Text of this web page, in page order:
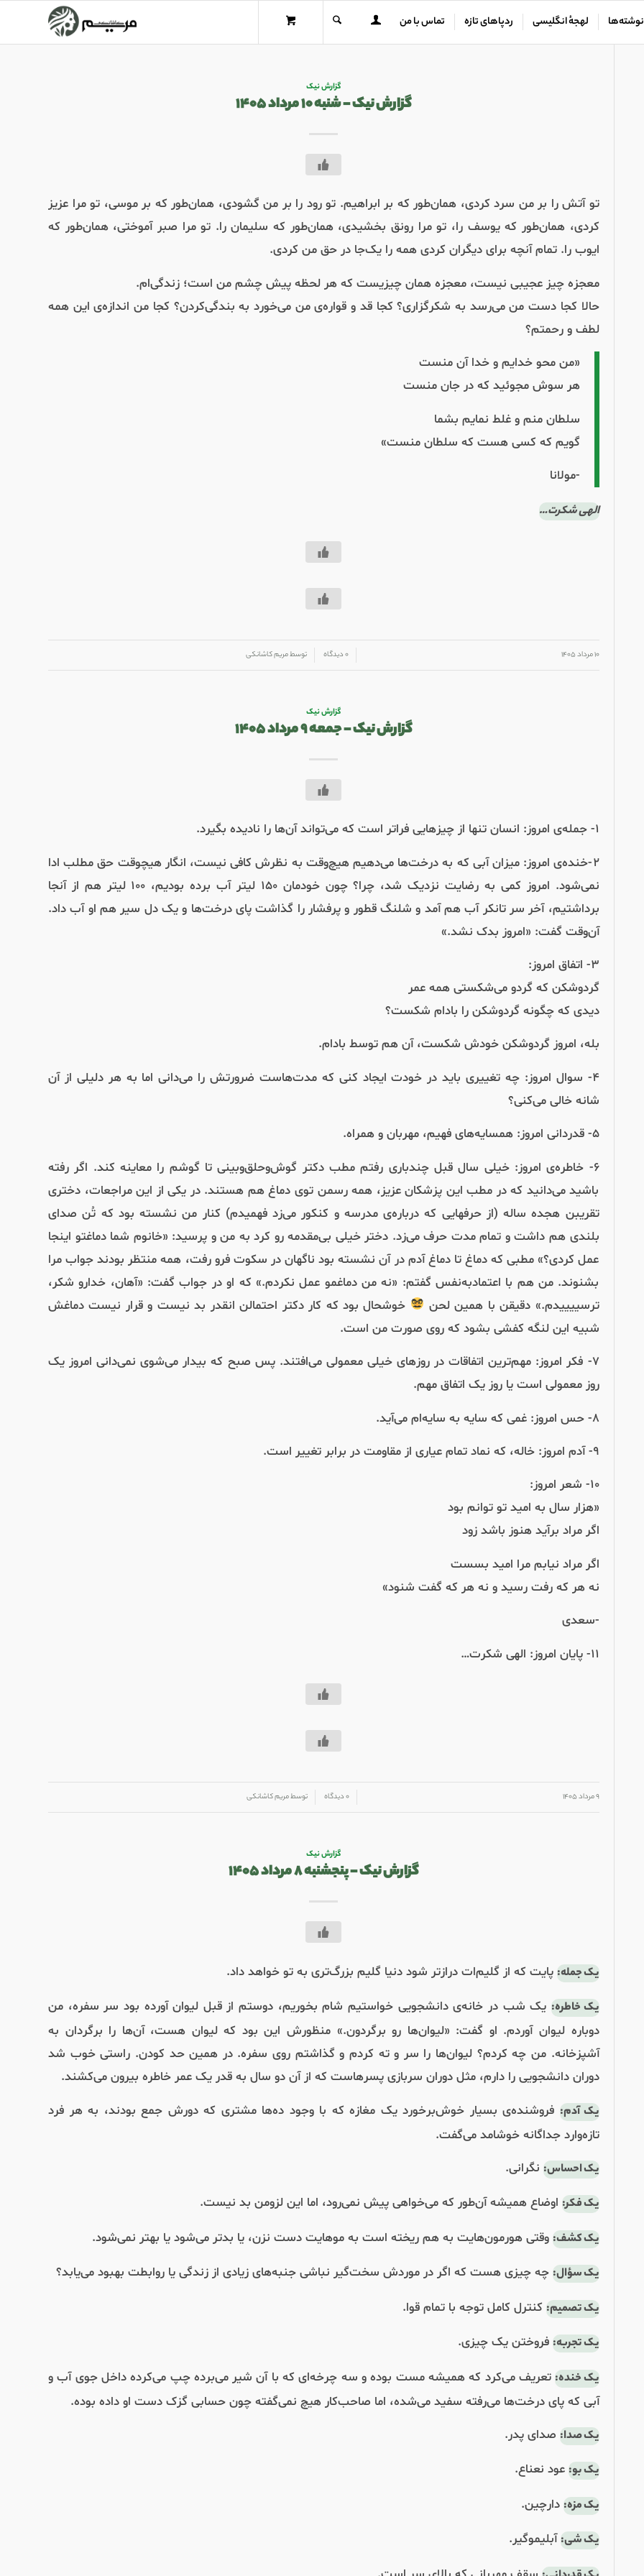
نوشته‌ها لهجهٔ انگلیسی ردپاهای تازه تماس با من
گزارش نیک
گزارش نیک – شنبه ۱۰ مرداد ۱۴۰۵
تو آتش را بر من سرد کردی، همان‌طور که بر ابراهیم. تو رود را بر من گشودی، همان‌طور که بر موسی، تو مرا عزیز
کردی، همان‌طور که یوسف را، تو مرا رونق بخشیدی، همان‌طور که سلیمان را. تو مرا صبر آموختی، همان‌طور که
ایوب را. تمام آنچه برای دیگران کردی همه را یک‌جا در حق من کردی.
معجزه چیز عجیبی نیست، معجزه همان چیزیست که هر لحظه پیش چشم من است؛ زندگی‌‌ام.
حالا کجا دست من می‌رسد به شکرگزاری؟ کجا قد و قواره‌ی من می‌‌خورد به بندگی‌کردن؟ کجا من اندازه‌ی این همه
لطف و رحمتم؟
«من محو خدایم و خدا آن منست
هر سوش مجوئید که در جان منست
سلطان منم و غلط نمایم بشما
گویم که کسی هست که سلطان منست»
-مولانا
الهی شکرت…
۱۰ مرداد ۱۴۰۵ ۰ دیدگاه توسطمریم کاشانکی
گزارش نیک
گزارش نیک – جمعه ۹ مرداد ۱۴۰۵
۱- جمله‌ی امروز: انسان تنها از چیزهایی فراتر است که می‌تواند آن‌ها را نادیده بگیرد.
۲-خنده‌ی امروز: میزان آبی که به درخت‌ها می‌دهیم هیچ‌وقت به نظرش کافی نیست، انگار هیچوقت حق مطلب ادا
نمی‌شود. امروز کمی به رضایت نزدیک شد، چرا؟ چون خودمان ۱۵۰ لیتر آب برده بودیم، ۱۰۰ لیتر هم از آنجا
برداشتیم، آخر سر تانکر آب هم آمد و شلنگ قطور و پرفشار را گذاشت پای درخت‌ها و یک دل سیر هم او آب داد.
آن‌وقت گفت: «امروز بدک نشد.»
۳- اتفاق امروز:
گردوشکن که گردو می‌شکستی همه عمر
دیدی که چگونه گردوشکن را بادام شکست؟
بله، امروز گردوشکن خودش شکست، آن هم توسط بادام.
۴- سوال امروز: چه تغییری باید در خودت ایجاد کنی که مدت‌هاست ضرورتش را می‌دانی اما به هر دلیلی از آن
شانه خالی می‌کنی؟
۵- قدردانی امروز: همسایه‌های فهیم، مهربان و همراه.
۶- خاطره‌ی امروز: خیلی سال قبل چندباری رفتم مطب دکتر گوش‌‌و‌حلق‌وبینی تا گوشم را معاینه کند. اگر رفته
باشید می‌دانید که در مطب این پزشکان عزیز،‌ همه رسمن توی دماغ هم هستند. در یکی از این مراجعات، دختری
تقریبن هجده ساله (از حرفهایی که درباره‌ی مدرسه و کنکور می‌زد فهمیدم) کنار من نشسته بود که تُن صدای
بلندی هم داشت و تمام مدت حرف می‌زد. دختر خیلی بی‌مقدمه رو کرد به من و پرسید: «خانوم شما دماغتو اینجا
عمل کردی؟» مطبی که دماغ تا دماغ آدم در آن نشسته بود ناگهان در سکوت فرو رفت، همه منتظر بودند جواب مرا
بشنوند. من هم با اعتمادبه‌نفس گفتم: «نه من دماغمو عمل نکردم.» که او در جواب گفت: «آهان، خدارو شکر،
ترسییییدم.» دقیقن با همین لحن
خوشحال بود که کار دکتر احتمالن انقدر بد نیست و قرار نیست دماغش
شبیه این لنگه کفشی بشود که روی صورت من است.
۷- فکر امروز: مهم‌ترین اتفاقات در روزهای خیلی معمولی می‌افتند. پس صبح که بیدار می‌شوی نمی‌دانی امروز یک
روز معمولی است یا روز یک اتفاق مهم.
۸- حس امروز: غمی که سایه‌ به‌ سایه‌‌ام می‌آید.
۹- آدم امروز: خاله، که نماد تمام عیاری از مقاومت در برابر تغییر است.
۱۰- شعر امروز:
«هزار سال به امید تو توانم بود
اگر مراد برآید هنوز باشد زود
اگر مراد نیابم مرا امید بسست
نه هر که رفت رسید و نه هر که گفت شنود»
-سعدی
۱۱- پایان امروز: الهی شکرت…
۹ مرداد ۱۴۰۵ ۰ دیدگاه توسطمریم کاشانکی
گزارش نیک
گزارش نیک – پنجشنبه ۸ مرداد ۱۴۰۵
یک جمله: پایت که از گلیم‌ات درازتر شود دنیا گلیم بزرگ‌تری به تو خواهد داد.
یک خاطره: یک شب در خانه‌ی دانشجویی خواستیم شام بخوریم، دوستم از قبل لیوان آورده بود سر سفره، من
دوباره لیوان آوردم. او گفت: «لیوان‌ها رو برگردون.» منظورش این بود که لیوان هست، آن‌‌ها را برگردان به
آشپزخانه. من چه کردم؟ لیوان‌ها را سر و ته کردم و گذاشتم روی سفره. در همین حد کودن. راستی خوب شد
دوران دانشجویی را دارم، مثل دوران سربازی پسرهاست که از آن دو سال به قدر یک عمر خاطره بیرون می‌کشند.
یک آدم: فروشنده‌ی بسیار خوش‌برخورد یک مغازه که با وجود ده‌ها مشتری که دورش جمع بودند، به هر فرد
تازه‌وارد جداگانه خوشامد می‌گفت.
یک احساس: نگرانی.
یک فکر: اوضاع همیشه آن‌طور که می‌خواهی پیش نمی‌رود، اما این لزومن بد نیست.
یک کشف: وقتی هورمون‌هایت به هم ریخته است به موهایت دست نزن، یا بدتر می‌شود یا بهتر نمی‌شود.
یک سؤال: چه چیزی هست که اگر در موردش سخت‌گیر نباشی جنبه‌های زیادی از زندگی یا روابطت بهبود می‌یابد؟
یک تصمیم: کنترل کامل توجه با تمام قوا.
یک تجربه: فروختن یک چیزی.
یک خنده:تعریف می‌کرد که همیشه مست بوده و سه چرخه‌ای که با آن شیر می‌برده چپ می‌کرده داخل جوی آب و
آبی که پای درخت‌ها می‌رفته سفید می‌شده، اما صاحب‌کار هیچ نمی‌گفته چون حسابی گزک دست او داده بوده.
یک صدا: صدای پدر.
یک بو: عود نعناع.
یک مزه: دارچین.
یک شی:آبلیموگیر.